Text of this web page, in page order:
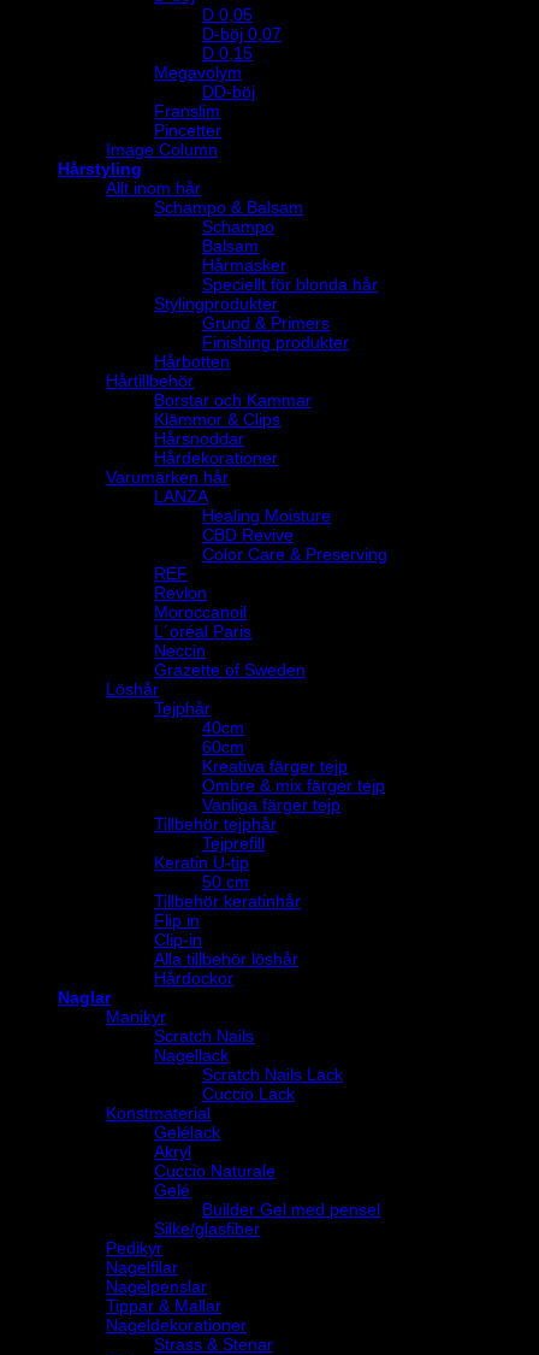
D 0,05
D-böj 0,07
D 0,15
Megavolym
DD-böj
Franslim
Pincetter
Image Column
Hårstyling
Allt inom hår
Schampo & Balsam
Schampo
Balsam
Hårmasker
Speciellt för blonda hår
Stylingprodukter
Grund & Primers
Finishing produkter
Hårbotten
Hårtillbehör
Borstar och Kammar
Klämmor & Clips
Hårsnoddar
Hårdekorationer
Varumärken hår
LANZA
Healing Moisture
CBD Revive
Color Care & Preserving
REF
Revlon
Moroccanoil
L´oréal Paris
Neccin
Grazette of Sweden
Löshår
Tejphår
40cm
60cm
Kreativa färger tejp
Ombre & mix färger tejp
Vanliga färger tejp
Tillbehör tejphår
Tejprefill
Keratin U-tip
50 cm
Tillbehör keratinhår
Flip in
Clip-in
Alla tillbehör löshår
Hårdockor
Naglar
Manikyr
Scratch Nails
Nagellack
Scratch Nails Lack
Cuccio Lack
Konstmaterial
Gelélack
Akryl
Cuccio Naturale
Gelé
Builder Gel med pensel
Silke/glasfiber
Pedikyr
Nagelfilar
Nagelpenslar
Tippar & Mallar
Nageldekorationer
Strass & Stenar